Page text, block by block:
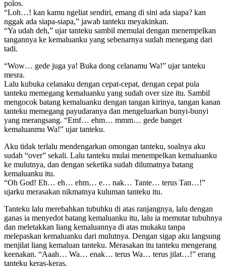
polos.
“Loh…! kan kamu ngeliat sendiri, emang di sini ada siapa? kan
nggak ada siapa-siapa,” jawab tanteku meyakinkan.
“Ya udah deh,” ujar tanteku sambil memulai dengan menempelkan
tangannya ke kemaluanku yang sebenarnya sudah menegang dari
tadi.
“Wow… gede juga ya! Buka dong celanamu Wa!” ujar tanteku
mesra.
Lalu kubuka celanaku dengan cepat-cepat, dengan cepat pula
tanteku memegang kemaluanku yang sudah over size itu. Sambil
mengocok batang kemaluanku dengan tangan kirinya, tangan kanan
tanteku memegang payudaranya dan mengeluarkan bunyi-bunyi
yang merangsang. “Emf… ehm… mmm… gede banget
kemaluanmu Wa!” ujar tanteku.
Aku tidak terlalu mendengarkan omongan tanteku, soalnya aku
sudah “over” sekali. Lalu tanteku mulai menempelkan kemaluanku
ke mulutnya, dan dengan seketika sudah dilumatnya batang
kemaluanku itu.
“Oh God! Eh… eh… ehm… e… nak… Tante… terus Tan…!”
ujarku merasakan nikmatnya kuluman tanteku itu.
Tanteku lalu merebahkan tubuhku di atas ranjangnya, lalu dengan
ganas ia menyedot batang kemaluanku itu, lalu ia memutar tubuhnya
dan meletakkan liang kemaluannya di atas mukaku tanpa
melepaskan kemaluanku dari mulutnya. Dengan sigap aku langsung
menjilat liang kemaluan tanteku. Merasakan itu tanteku mengerang
keenakan. “Aaah… Wa… enak… terus Wa… terus jilat…!” erang
tanteku keras-keras.